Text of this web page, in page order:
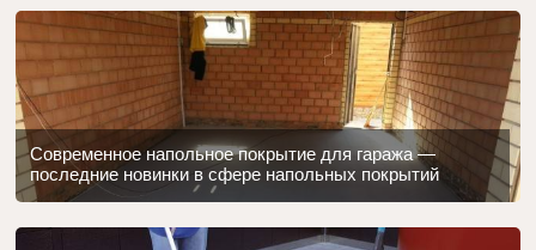
Современное напольное покрытие для гаража —
последние новинки в сфере напольных покрытий